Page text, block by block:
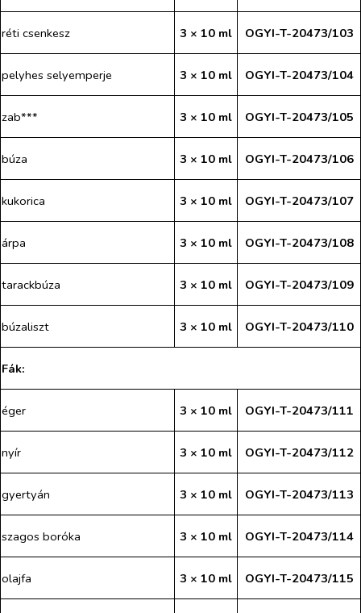
réti csenkesz 3 × 10 ml OGYI-T-20473/103
pelyhes selyemperje 3 × 10 ml OGYI-T-20473/104
zab*** 3 × 10 ml OGYI-T-20473/105
búza 3 × 10 ml OGYI-T-20473/106
kukorica 3 × 10 ml OGYI-T-20473/107
árpa 3 × 10 ml OGYI-T-20473/108
tarackbúza 3 × 10 ml OGYI-T-20473/109
búzaliszt 3 × 10 ml OGYI-T-20473/110
Fák:
éger 3 × 10 ml OGYI-T-20473/111
nyír 3 × 10 ml OGYI-T-20473/112
gyertyán 3 × 10 ml OGYI-T-20473/113
szagos boróka 3 × 10 ml OGYI-T-20473/114
olajfa 3 × 10 ml OGYI-T-20473/115